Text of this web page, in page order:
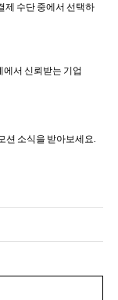
제 수단 중에서 선택하
서 신뢰받는 기업
션 소식을 받아보세요.